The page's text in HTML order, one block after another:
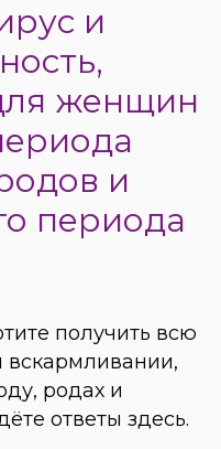
и
женщин
и
периода
получить всю
родах и
ответы здесь.